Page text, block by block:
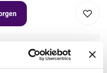
i varukorgen,
tillbehör